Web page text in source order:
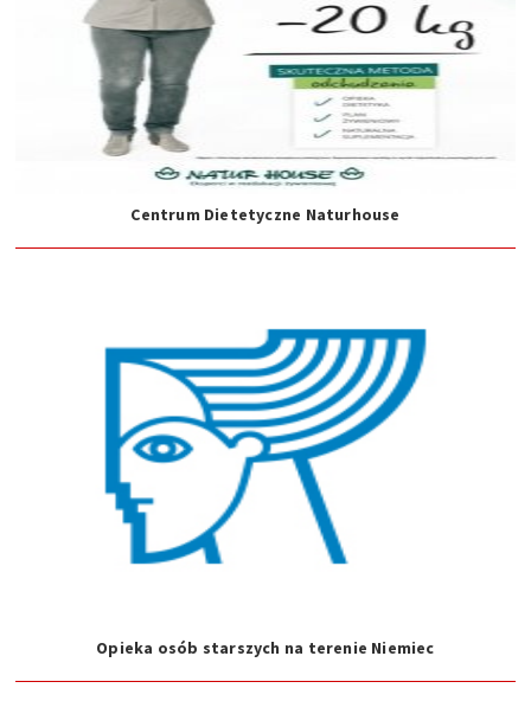
Centrum Dietetyczne Naturhouse
Opieka osób starszych na terenie Niemiec